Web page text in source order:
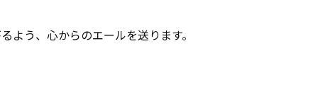
う、心からのエールを送ります。